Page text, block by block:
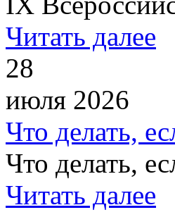
Читать далее
28
июля 2026
Что делать,
Что делать,
Читать далее